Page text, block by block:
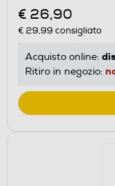
€ 26,90
€ 29,99 consigliato
Acquisto online:
Ritiro in negozio: